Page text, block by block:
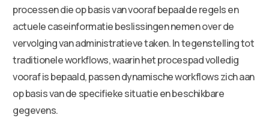
processen die op basis van vooraf bepaalde regels en
actuele caseinformatie beslissingen nemen over de
vervolging van administratieve taken. In tegenstelling tot
traditionele workflows, waarin het procespad volledig
vooraf is bepaald, passen dynamische workflows zich aan
op basis van de specifieke situatie en beschikbare
gegevens.